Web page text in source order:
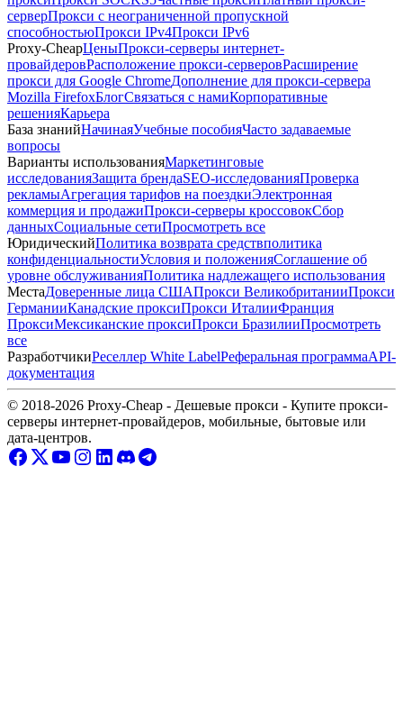
серверПрокси с неограниченной пропускной
способностьюПрокси IPv4Прокси IPv6
Proxy-CheapЦеныПрокси-серверы интернет-
провайдеровРасположение прокси-серверовРасширение
прокси для Google ChromeДополнение для прокси-сервера
Mozilla FirefoxБлогСвязаться с намиКорпоративные
решенияКарьера
База знанийНачинаяУчебные пособияЧасто задаваемые
вопросы
Варианты использованияМаркетинговые
исследованияЗащита брендаSEO-исследованияПроверка
рекламыАгрегация тарифов на поездкиЭлектронная
коммерция и продажиПрокси-серверы кроссовокСбор
данныхСоциальные сетиПросмотреть все
ЮридическийПолитика возврата средствполитика
конфиденциальностиУсловия и положенияСоглашение об
уровне обслуживанияПолитика надлежащего использования
МестаДоверенные лица СШАПрокси ВеликобританииПрокси
ГерманииКанадские проксиПрокси ИталииФранция
ПроксиМексиканские проксиПрокси БразилииПросмотреть
все
РазработчикиРеселлер White LabelРеферальная программаAPI-
документация
© 2018-2026 Proxy-Cheap - Дешевые прокси - Купите прокси-
серверы интернет-провайдеров, мобильные, бытовые или
дата-центров.